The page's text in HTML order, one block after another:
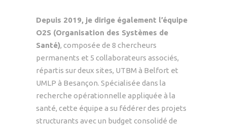
Depuis 2019, je dirige également l’équipe
O2S (Organisation des Systèmes de
Santé), composée de 8 chercheurs
permanents et 5 collaborateurs associés,
répartis sur deux sites, UTBM à Belfort et
UMLP à Besançon. Spécialisée dans la
recherche opérationnelle appliquée à la
santé, cette équipe a su fédérer des projets
structurants avec un budget consolidé de